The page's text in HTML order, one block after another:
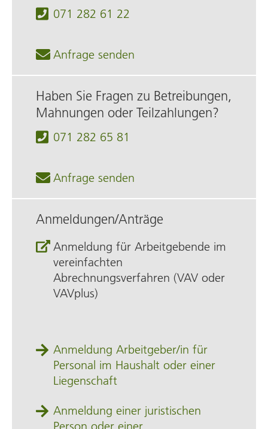
071 282 61 22
Anfrage senden
Haben Sie Fragen zu Betreibungen,
Mahnungen oder Teilzahlungen?
071 282 65 81
Anfrage senden
Anmeldungen/Anträge
Anmeldung für Arbeitgebende im
vereinfachten
Abrechnungsverfahren (VAV oder
VAVplus)
Anmeldung Arbeitgeber/in für
Personal im Haushalt oder einer
Liegenschaft
Anmeldung einer juristischen